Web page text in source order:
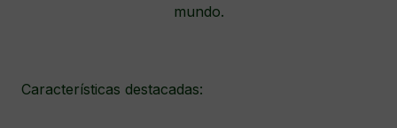
mundo.
Características destacadas: